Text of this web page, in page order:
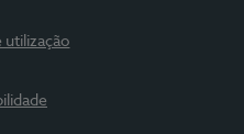
utilização